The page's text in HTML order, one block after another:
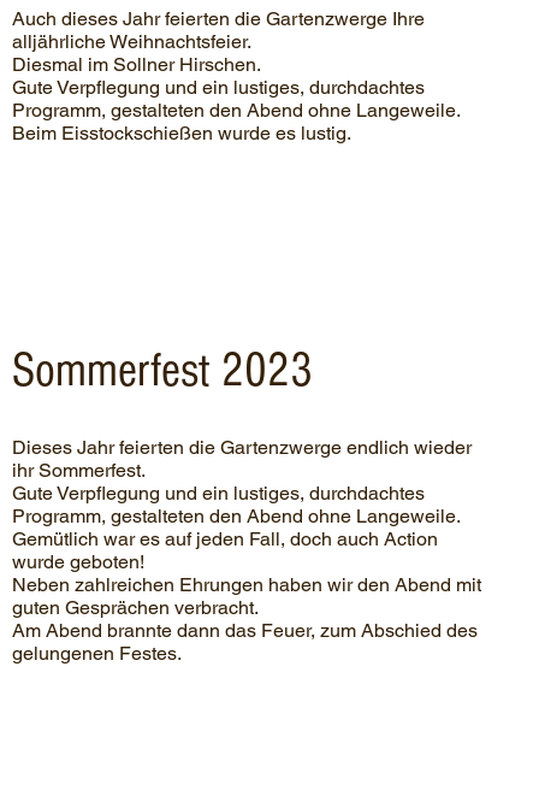
Auch dieses Jahr feierten die Gartenzwerge Ihre
alljährliche Weihnachtsfeier.
Diesmal im Sollner Hirschen.
Gute Verpflegung und ein lustiges, durchdachtes
Programm, gestalteten den Abend ohne Langeweile.
Beim Eisstockschießen wurde es lustig.
Sommerfest 2023
Dieses Jahr feierten die Gartenzwerge endlich wieder
ihr Sommerfest.
Gute Verpflegung und ein lustiges, durchdachtes
Programm, gestalteten den Abend ohne Langeweile.
Gemütlich war es auf jeden Fall, doch auch Action
wurde geboten!
Neben zahlreichen Ehrungen haben wir den Abend mit
guten Gesprächen verbracht.
Am Abend brannte dann das Feuer, zum Abschied des
gelungenen Festes.